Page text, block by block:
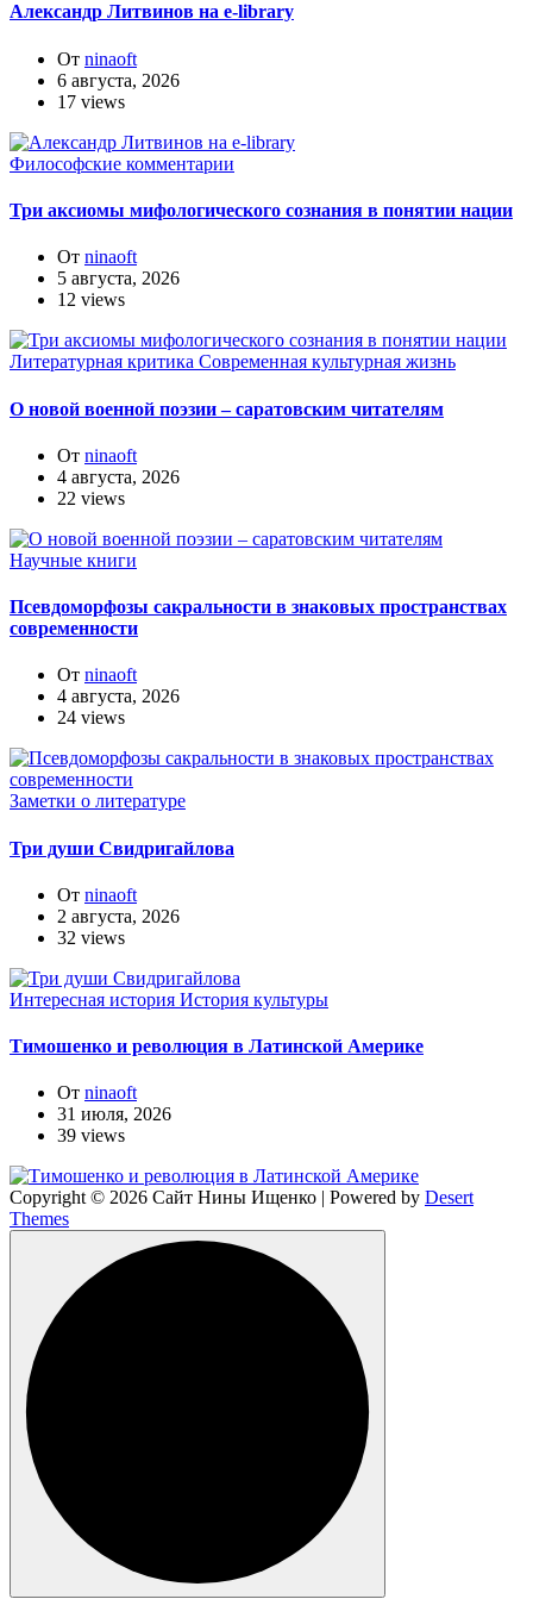
Александр Литвинов на e-library
От ninaoft
6 августа, 2026
17 views
Философские комментарии
Три аксиомы мифологического сознания в понятии нации
От ninaoft
5 августа, 2026
12 views
Литературная критика Современная культурная жизнь
О новой военной поэзии – саратовским читателям
От ninaoft
4 августа, 2026
22 views
Научные книги
Псевдоморфозы сакральности в знаковых пространствах
современности
От ninaoft
4 августа, 2026
24 views
Заметки о литературе
Три души Свидригайлова
От ninaoft
2 августа, 2026
32 views
Интересная история История культуры
Тимошенко и революция в Латинской Америке
От ninaoft
31 июля, 2026
39 views
Copyright © 2026 Сайт Нины Ищенко | Powered by Desert
Themes